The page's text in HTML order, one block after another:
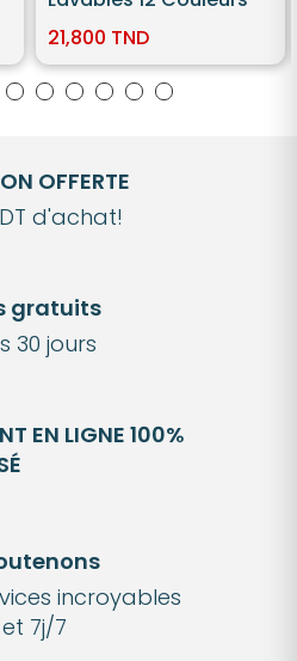
21,800 TND
OFFERTE
d'achat!
gratuits
30 jours
EN LIGNE 100%
incroyables
7j/7